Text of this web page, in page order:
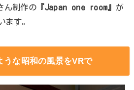
ん制作の 『Japan one room』 が
ます。
うな昭和の風景をVRで